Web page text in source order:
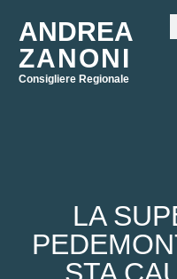
ANDREA
ZANONI
Consigliere Regionale
LA